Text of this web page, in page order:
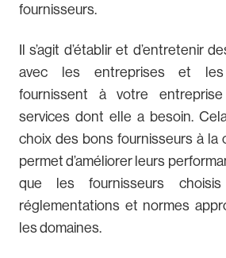
fournisseurs.
Il s’agit d’établir et d’entretenir
avec les entreprises et
fournissent à votre
services dont elle a besoin.
choix des bons fournisseurs à la
permet d’améliorer leurs
que les fournisseurs
réglementations et normes
les domaines.